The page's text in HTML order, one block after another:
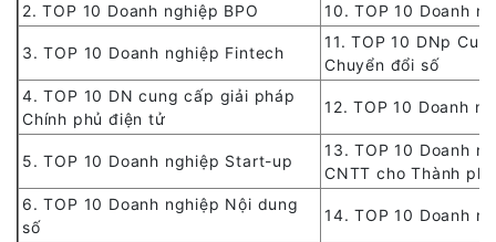
2. TOP 10 Doanh nghiệp BPO 10. TOP 10 Doanh
3. TOP 10 Doanh nghiệp Fintech
11. TOP 10 DNp
Chuyển đổi số
4. TOP 10 DN cung cấp giải pháp
Chính phủ điện tử
12. TOP 10 Doanh
5. TOP 10 Doanh nghiệp Start-up
13. TOP 10 Doanh
CNTT cho Thành
6. TOP 10 Doanh nghiệp Nội dung
số
14. TOP 10 Doanh